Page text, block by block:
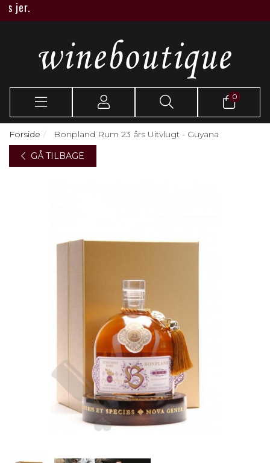
0
Forside
Bonpland Rum 23 års Uitvlugt - Guyana
GÅ TILBAGE